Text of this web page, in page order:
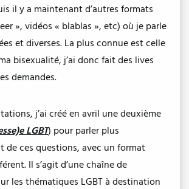
il y a maintenant d’autres formats
», vidéos « blablas », etc) où je parle
et diverses. La plus connue est celle
bisexualité, j’ai donc fait des lives
demandes.
j’ai créé en avril une deuxième
LGBT) pour parler plus
de ces questions, avec un format
Il s’agit d’une chaîne de
les thématiques LGBT à destination